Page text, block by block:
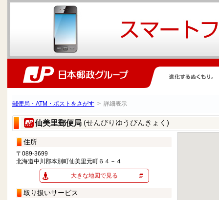
郵便局・ATM・ポストをさがす > 詳細表示
仙美里郵便局 (せんびりゆうびんきょく)
住所
〒089-3699
北海道中川郡本別町仙美里元町６４－４
大きな地図で見る
取り扱いサービス